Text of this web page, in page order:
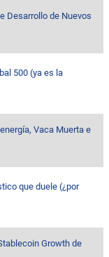
Desarrollo de Nuevos
500 (ya es la
Vaca Muerta e
que duele (¿por
Growth de